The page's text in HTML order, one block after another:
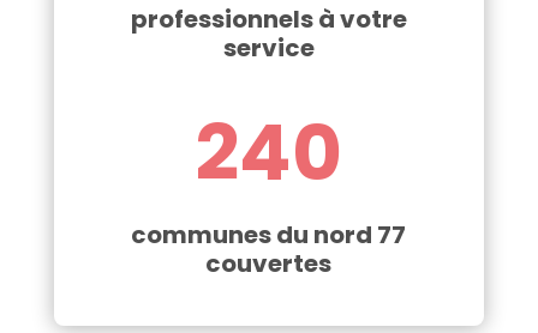
professionnels à votre
service
240
communes du nord 77
couvertes